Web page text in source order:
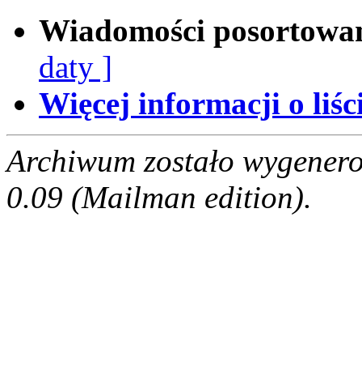
Wiadomości
daty ]
Więcej informacji o
Archiwum zostało
0.09 (Mailman edition).